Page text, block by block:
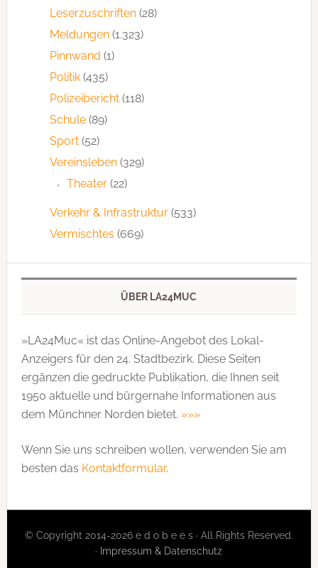
Leserzuschriften(28)
Meldungen(1.323)
Pinnwand (1)
Politik(435)
Polizeibericht(118)
Schule(89)
Sport(52)
Vereinsleben(329)
Theater(22)
Verkehr & Infrastruktur(533)
Vermischtes (669)
ÜBER LA24MUC
»LA24Muc« ist das Online-Angebot des Lokal-
Anzeigers für den 24. Stadtbezirk. Diese Seiten
ergänzen die gedruckte Publi­kation, die Ihnen seit
1950 aktuelle und bürgernahe Informationen aus
dem Münchner Norden bietet. »»»
Wenn Sie uns schreiben wollen, verwenden Sie am
besten das Kontaktformular.
© Copyright 2014-2026 e d o b e e s · All Rights Reserved.
· Impressum & Datenschutz